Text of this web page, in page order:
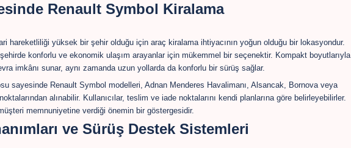
Renault Symbol Kiralama
hareketliliği yüksek bir şehir olduğu için araç kiralama ihtiyacının yoğun olduğu bir lokasyondur.
konforlu ve ekonomik ulaşım arayanlar için mükemmel bir seçenektir. Kompakt boyutlarıyla
imkânı sunar, aynı zamanda uzun yollarda da konforlu bir sürüş sağlar.
sayesinde Renault Symbol modelleri, Adnan Menderes Havalimanı, Alsancak, Bornova veya
alınabilir. Kullanıcılar, teslim ve iade noktalarını kendi planlarına göre belirleyebilirler.
memnuniyetine verdiği önemin bir göstergesidir.
ve Sürüş Destek Sistemleri